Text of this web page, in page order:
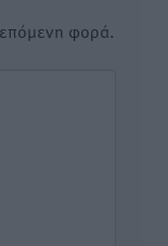
επόμενη φορά.